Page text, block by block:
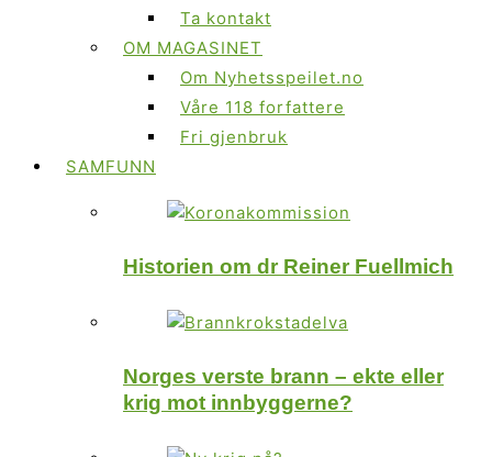
Ta kontakt
OM MAGASINET
Om Nyhetsspeilet.no
Våre 118 forfattere
Fri gjenbruk
SAMFUNN
Historien om dr Reiner Fuellmich
Norges verste brann – ekte eller
krig mot innbyggerne?